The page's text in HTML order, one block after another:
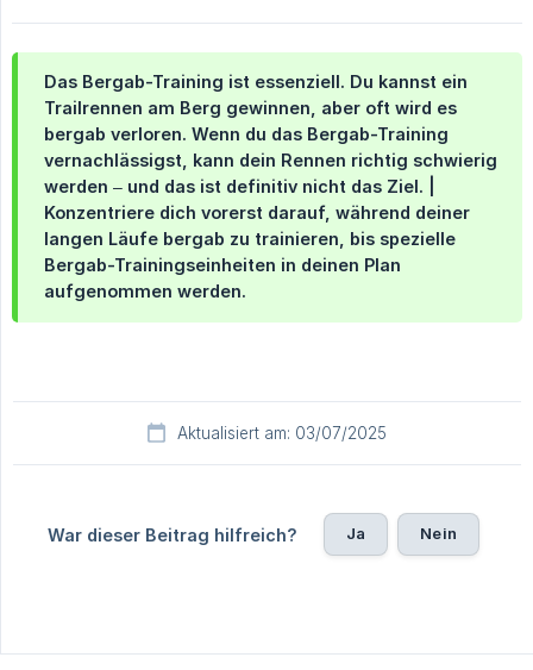
Das Bergab-Training ist essenziell. Du kannst ein
Trailrennen am Berg gewinnen, aber oft wird es
bergab verloren. Wenn du das Bergab-Training
vernachlässigst, kann dein Rennen richtig schwierig
werden – und das ist definitiv nicht das Ziel. |
Konzentriere dich vorerst darauf, während deiner
langen Läufe bergab zu trainieren, bis spezielle
Bergab-Trainingseinheiten in deinen Plan
aufgenommen werden.
Aktualisiert am: 03/07/2025
War dieser Beitrag hilfreich? Ja Nein